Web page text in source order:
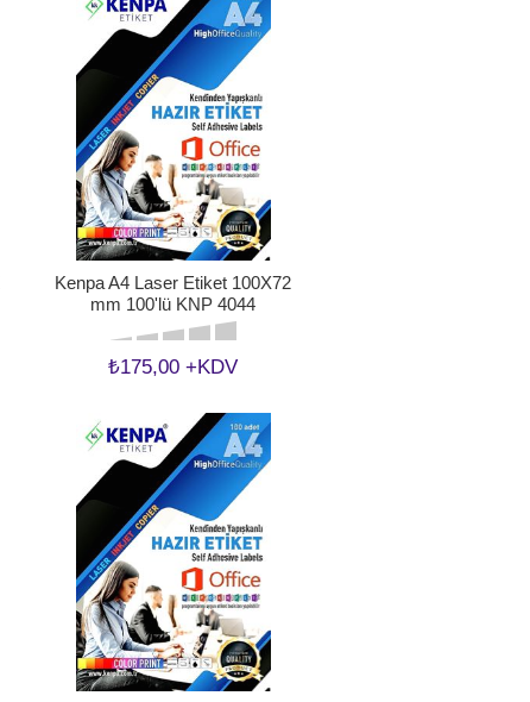
Kenpa A4 Laser Etiket 100X72
mm 100'lü KNP 4044
₺175,00 +KDV